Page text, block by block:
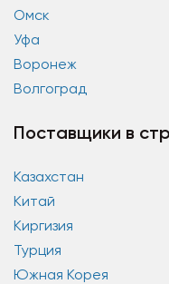
Омск
Уфа
Воронеж
Волгоград
Поставщики в
Казахстан
Китай
Киргизия
Турция
Южная Корея